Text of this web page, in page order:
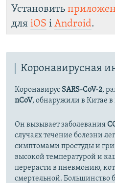
Установить
для iOS і Android.
Коронавирусная
Коронавирус SARS-CoV-2,
nCoV, обнаружили в Китае в
Он вызывает заболевания
случаях течение болезни
симптомами простуды и
высокой температурой и
перерасти в пневмонию,
смертельной. Большинство